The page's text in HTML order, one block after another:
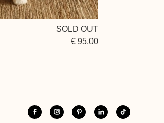
SOLD OUT
€ 95,00